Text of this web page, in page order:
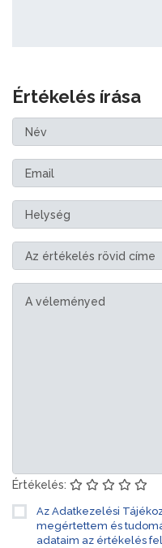
Értékelés írása
Értékelés:
Az Adatkezelési
megértettem és
adataim az értékelés